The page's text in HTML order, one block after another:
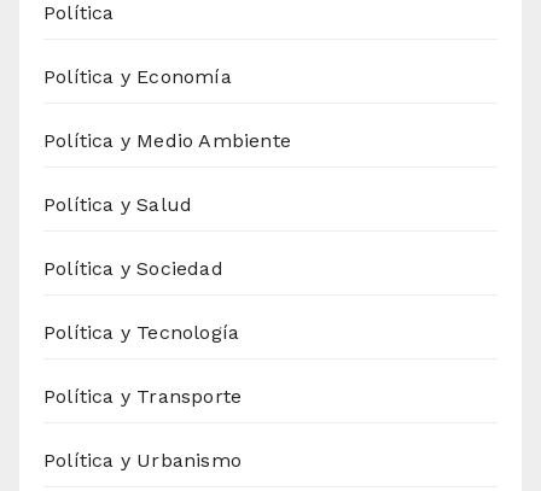
Política
Política y Economía
Política y Medio Ambiente
Política y Salud
Política y Sociedad
Política y Tecnología
Política y Transporte
Política y Urbanismo